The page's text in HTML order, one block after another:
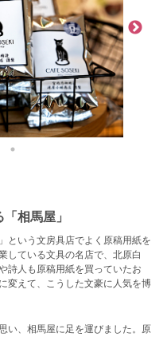
相馬屋」
という文房具店でよく原稿用紙を
している文具の名店で、北原白
詩人も原稿用紙を買っていたお
変えて、こうした文豪に人気を博
い、相馬屋に足を運びました。原